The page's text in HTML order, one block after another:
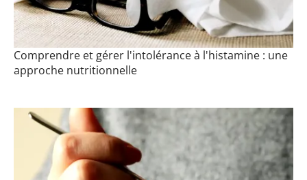
Comprendre et gérer l'intolérance à l'histamine : une
approche nutritionnelle